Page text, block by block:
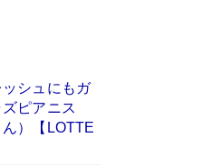
も収録
独を抱えた
短篇集『海のほ
Book Bang
シュにもガ
ピアニス
）【LOTTE